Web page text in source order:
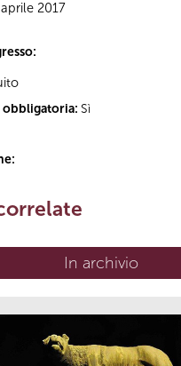
2017
obbligatoria: Sì
In archivio